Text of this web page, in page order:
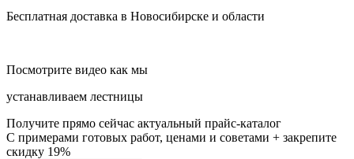
Бесплатная доставка в Новосибирске и области
Посмотрите видео как мы
устанавливаем лестницы
Получите прямо сейчас актуальный прайс-каталог
С примерами готовых работ, ценами и советами + закрепите
скидку 19%